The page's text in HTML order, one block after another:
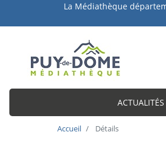
Médiathèque départementale : le
ACTUALITÉS
Accueil Détails